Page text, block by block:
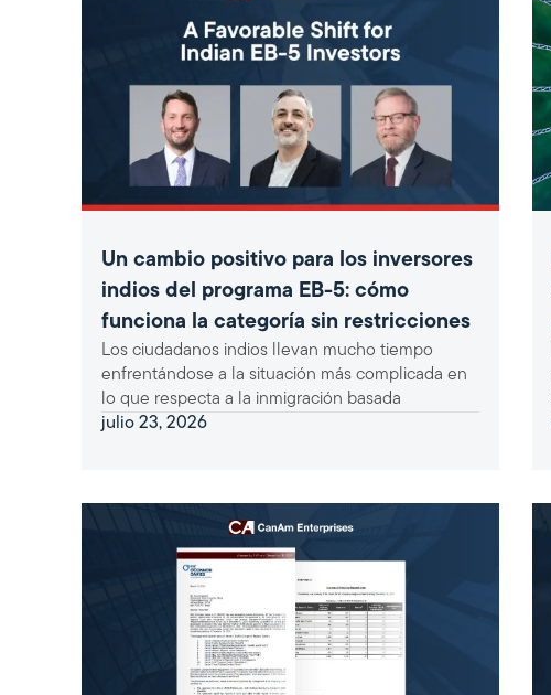
Un cambio positivo para los inversores
indios del programa EB-5: cómo
funciona la categoría sin restricciones
Los ciudadanos indios llevan mucho tiempo
enfrentándose a la situación más complicada en
lo que respecta a la inmigración basada
julio 23, 2026